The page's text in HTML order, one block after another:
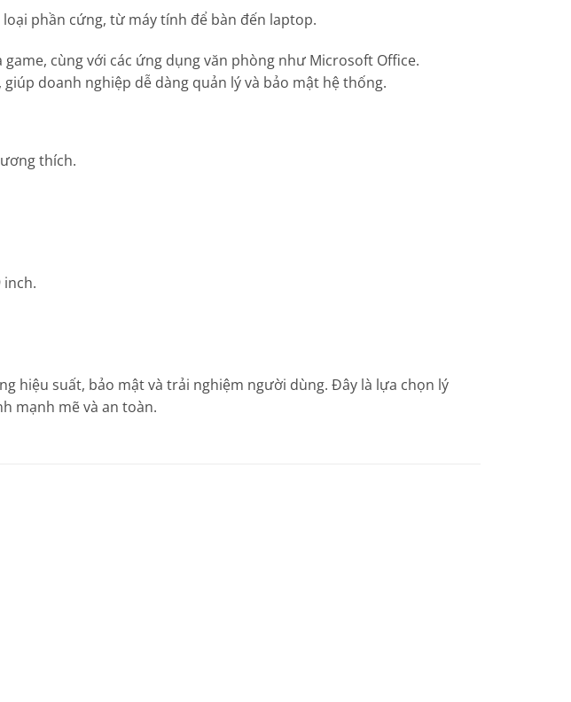
phần cứng, từ máy tính để bàn đến laptop.
cùng với các ứng dụng văn phòng như Microsoft Office.
doanh nghiệp dễ dàng quản lý và bảo mật hệ thống.
thích.
inch.
hiệu suất, bảo mật và trải nghiệm người dùng. Đây là lựa chọn lý
mạnh mẽ và an toàn.